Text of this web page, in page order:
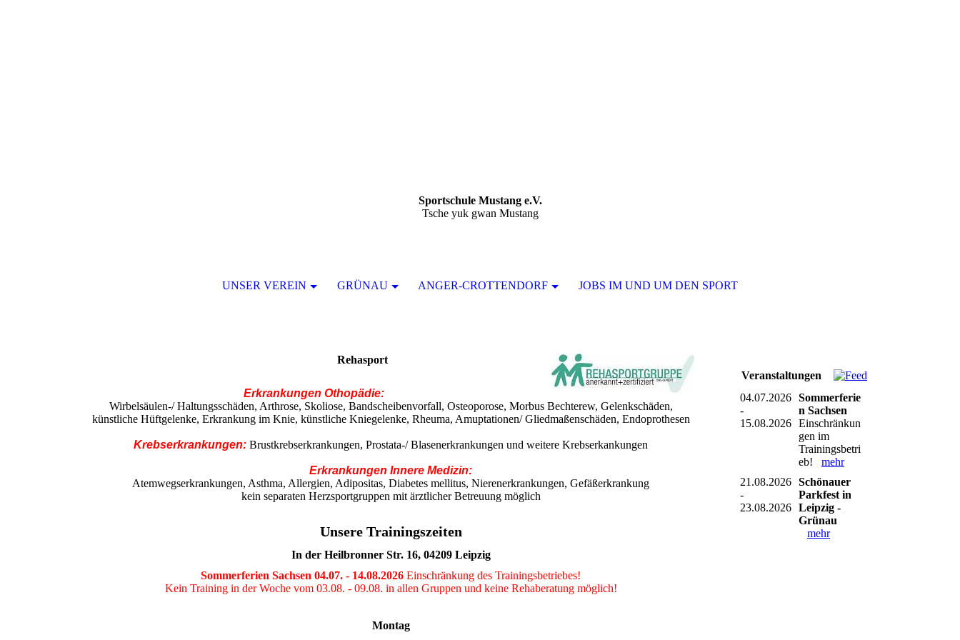
Sportschule Mustang e.V.
Tsche yuk gwan Mustang
UNSER VEREIN GRÜNAU ANGER-CROTTENDORF JOBS IM UND UM DEN SPORT
Rehasport
Erkrankungen Othopädie:
Wirbelsäulen-/ Haltungsschäden, Arthrose, Skoliose, Bandscheibenvorfall, Osteoporose, Morbus Bechterew, Gelenkschäden,
künstliche Hüftgelenke, Erkrankung im Knie, künstliche Kniegelenke, Rheuma, Amuptationen/ Gliedmaßenschäden, Endoprothesen
Krebserkrankungen: Brustkrebserkrankungen, Prostata-/ Blasenerkrankungen und weitere Krebserkankungen
Erkrankungen Innere Medizin:
Atemwegserkrankungen, Asthma, Allergien, Adipositas, Diabetes mellitus, Nierenerkrankungen, Gefäßerkrankung
kein separaten Herzsportgruppen mit ärztlicher Betreuung möglich
Unsere Trainingszeiten
In der Heilbronner Str. 16, 04209 Leipzig
Sommerferien Sachsen 04.07. - 14.08.2026 Einschränkung des Trainingsbetriebes!
Kein Training in der Woche vom 03.08. - 09.08. in allen Gruppen und keine Rehaberatung möglich!
Montag
Veranstaltungen
04.07.2026
-
15.08.2026
Sommerferie
n Sachsen
Einschränkun
gen im
Trainingsbetri
eb! mehr
21.08.2026
-
23.08.2026
Schönauer
Parkfest in
Leipzig -
Grünau
mehr